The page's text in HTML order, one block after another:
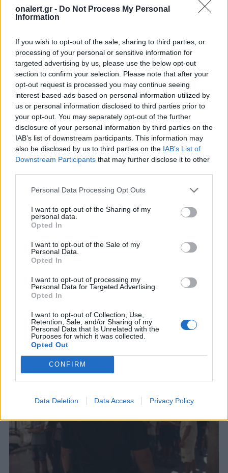
onalert.gr - Do Not Process My Personal
Information
If you wish to opt-out of the sale, sharing to third parties, or
processing of your personal or sensitive information for
targeted advertising by us, please use the below opt-out
section to confirm your selection. Please note that after your
opt-out request is processed you may continue seeing
interest-based ads based on personal information utilized by
us or personal information disclosed to third parties prior to
your opt-out. You may separately opt-out of the further
disclosure of your personal information by third parties on the
IAB’s list of downstream participants. This information may
also be disclosed by us to third parties on the IAB’s List of
Downstream Participants that may further disclose it to other
Personal Data Processing Opt Outs
I want to opt-out of the Sharing of my
personal data.
Opted In
I want to opt-out of the Sale of my
Personal Data.
Opted In
I want to opt-out of processing my
Personal Data for Targeted Advertising.
Opted In
I want to opt-out of Collection, Use,
Retention, Sale, and/or Sharing of my
Personal Data that Is Unrelated with the
Purposes for which it was collected.
Opted Out
CONFIRM
Data Deletion Data Access Privacy Policy
Τουρκία: «Δεν στοχεύει
κάποια συγκεκριμένη
χώρα η αμυντική
συμφωνία με Πακιστάν
και Σαουδική Αραβία»
Προκλήσεων
Αιγαίο από
8 παραβάσεις
παραβιάσεις
ΔΙΑΦΗΜΙΣΗ
ΣΧΕΤΙΚΑ ΑΡΘΡΑ